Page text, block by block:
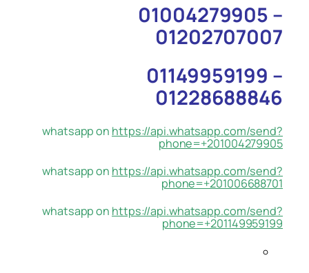
01004279905 –
01202707007
01149959199 –
01228688846
whatsapp on https://api.whatsapp.com/send?
phone=+201004279905
whatsapp on https://api.whatsapp.com/send?
phone=+201006688701
whatsapp on https://api.whatsapp.com/send?
phone=+201149959199